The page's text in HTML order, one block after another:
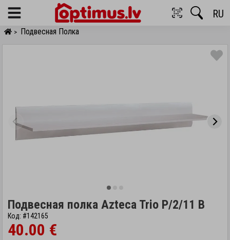
Menu RU
> Подвесная Полка
Подвесная полка Azteca Trio P/2/11 B
Код: #142165
40.00 €